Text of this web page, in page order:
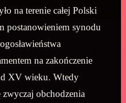
na terenie całej Polski
postanowieniem synodu
na zakończenie
XV wieku. Wtedy
zwyczaj obchodzenia